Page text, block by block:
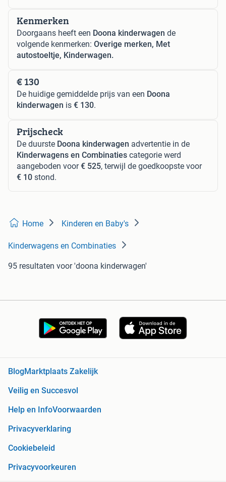
Kenmerken
Doorgaans heeft een Doona kinderwagen de
volgende kenmerken: Overige merken, Met
autostoeltje, Kinderwagen.
€ 130
De huidige gemiddelde prijs van een Doona
kinderwagen is € 130.
Prijscheck
De duurste Doona kinderwagen advertentie in de
Kinderwagens en Combinaties categorie werd
aangeboden voor€ 525, terwijl de goedkoopste voor
€ 10 stond.
Home Kinderen en Baby's
Kinderwagens en Combinaties
95 resultaten voor 'doona kinderwagen'
BlogMarktplaats Zakelijk
Veilig en Succesvol
Help en InfoVoorwaarden
Privacyverklaring
Cookiebeleid
Privacyvoorkeuren